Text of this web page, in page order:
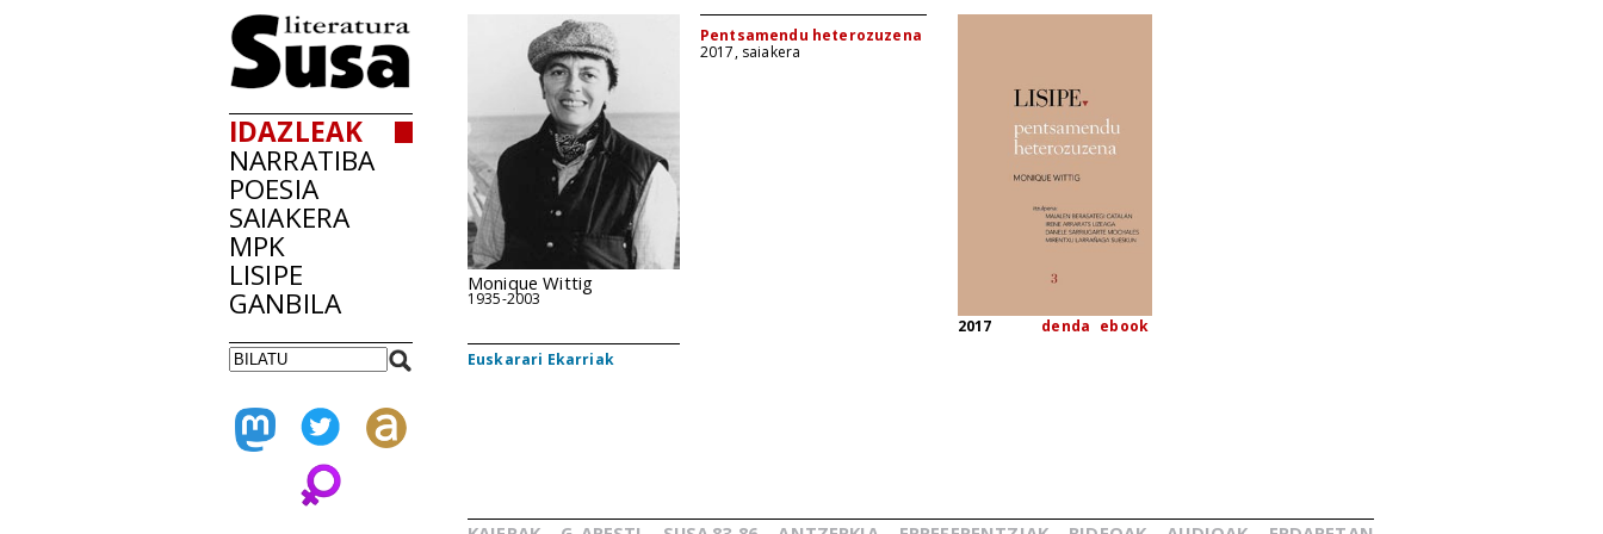
IDAZLEAK
NARRATIBA
POESIA
SAIAKERA
MPK
LISIPE
GANBILA
Monique Wittig
1935-2003
Euskarari Ekarriak
Pentsamendu heterozuzena
2017, saiakera
denda ebook
2017